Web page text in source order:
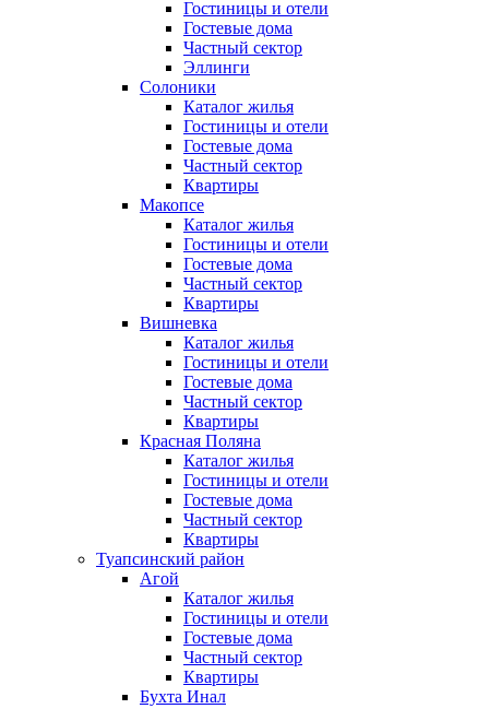
Гостиницы и отели
Гостевые дома
Частный сектор
Эллинги
Солоники
Каталог жилья
Гостиницы и отели
Гостевые дома
Частный сектор
Квартиры
Макопсе
Каталог жилья
Гостиницы и отели
Гостевые дома
Частный сектор
Квартиры
Вишневка
Каталог жилья
Гостиницы и отели
Гостевые дома
Частный сектор
Квартиры
Красная Поляна
Каталог жилья
Гостиницы и отели
Гостевые дома
Частный сектор
Квартиры
Туапсинский район
Агой
Каталог жилья
Гостиницы и отели
Гостевые дома
Частный сектор
Квартиры
Бухта Инал